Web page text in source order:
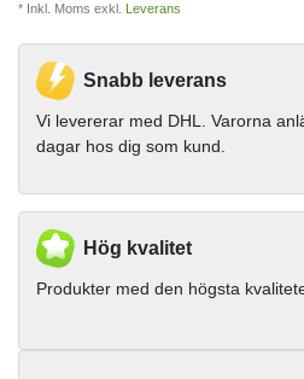
* Inkl. Moms exkl. Leverans
Snabb leverans
Vi levererar med DHL. Varorna
dagar hos dig som kund.
Hög kvalitet
Produkter med den högsta